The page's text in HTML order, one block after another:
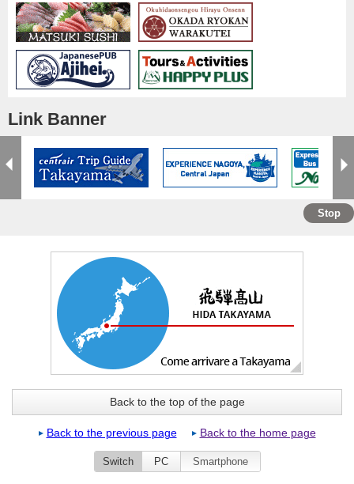
Link Banner
Stop
Back to the top of the page
Back to the previous page Back to the home page
Switch PC Smartphone